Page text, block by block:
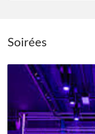
Soirées